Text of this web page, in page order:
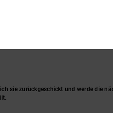
sie zurückgeschickt und werde die